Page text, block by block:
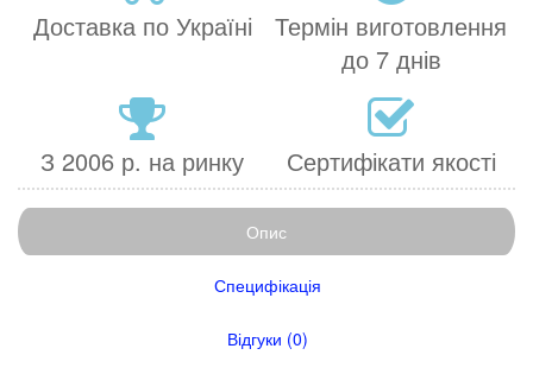
Доставка по Україні
Термін виготовлення
до 7 днів
З 2006 р. на ринку Сертифікати якості
Опис
Специфікація
Відгуки (0)